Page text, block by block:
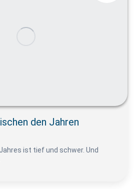
den Jahren
ist tief und schwer. Und